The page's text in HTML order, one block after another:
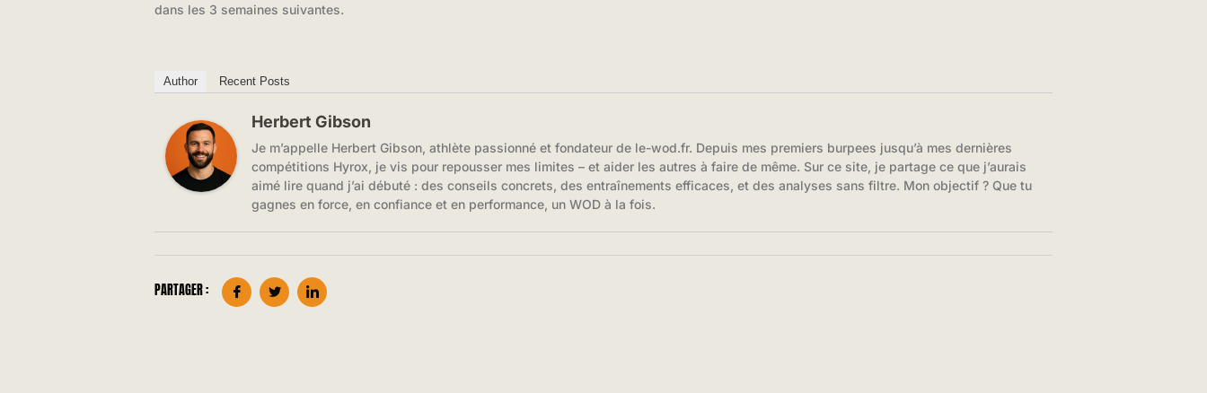
dans les 3 semaines suivantes.
Author Recent Posts
Herbert Gibson
Je m’appelle Herbert Gibson, athlète passionné et fondateur de le-wod.fr. Depuis mes premiers burpees jusqu’à mes dernières
compétitions Hyrox, je vis pour repousser mes limites – et aider les autres à faire de même. Sur ce site, je partage ce que j’aurais
aimé lire quand j’ai débuté : des conseils concrets, des entraînements efficaces, et des analyses sans filtre. Mon objectif ? Que tu
gagnes en force, en confiance et en performance, un WOD à la fois.
PARTAGER :